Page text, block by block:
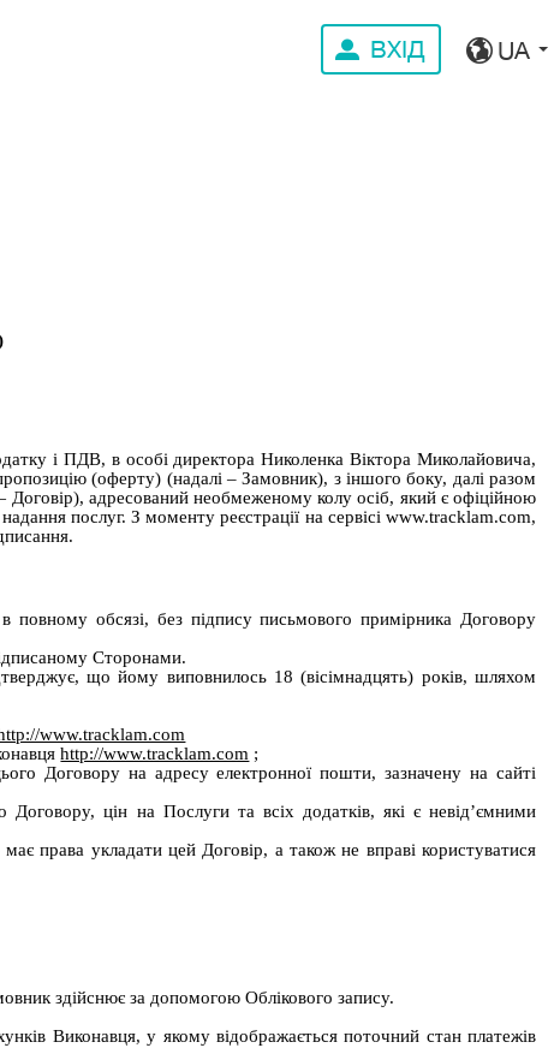
ВХІД UA
і ПДВ, в особі директора Николенка Віктора Миколайовича,
(оферту) (надалі – Замовник), з іншого боку, далі разом
адресований необмеженому колу осіб, який є офіційною
послуг. З моменту реєстрації на сервісі www.tracklam.com,
обсязі, без підпису письмового примірника Договору
Сторонами.
що йому виповнилось 18 (вісімнадцять) років, шляхом
www.tracklam.com
http://www.tracklam.com ;
Договору на адресу електронної пошти, зазначену на сайті
цін на Послуги та всіх додатків, які є невід’ємними
права укладати цей Договір, а також не вправі користуватися
здійснює за допомогою Облікового запису.
Виконавця, у якому відображається поточний стан платежів